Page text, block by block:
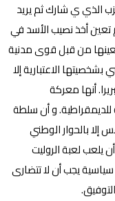
الذي ي شارك ثم يريد
تعين أخذ نصيب الأسد في
من قبل قوى مدنية
الاعتبارية إلا
أنها معركة
للديمقراطية. و أن سلطة
إلا بالحوار الوطني
يلعب لعبة الروليت
يجب أن لا تتضارى